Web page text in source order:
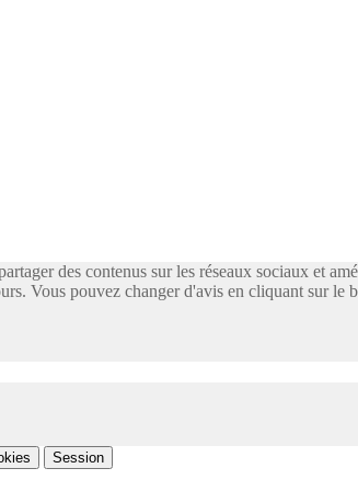
des contenus sur les réseaux sociaux et
Vous pouvez changer d'avis en cliquant sur le
Session